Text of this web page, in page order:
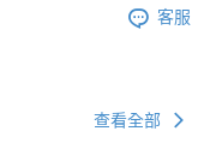
客服
查看全部